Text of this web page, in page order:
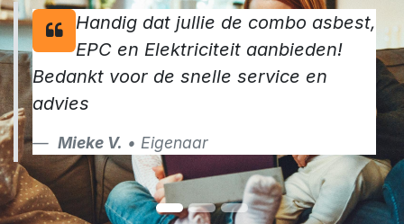
Handig dat jullie de combo asbest,
EPC en Elektriciteit aanbieden!
Bedankt voor de snelle service en
advies
Mieke V. • Eigenaar